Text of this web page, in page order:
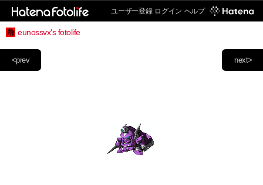
ユーザー登録 ログイン ヘルプ
eunossvx's fotolife
next>
<prev